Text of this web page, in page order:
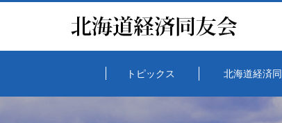
トピックス 北海道経済